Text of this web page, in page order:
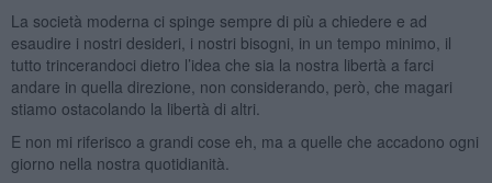
La società moderna ci spinge sempre di più a chiedere e ad
esaudire i nostri desideri, i nostri bisogni, in un tempo minimo, il
tutto trincerandoci dietro l’idea che sia la nostra libertà a farci
andare in quella direzione, non considerando, però, che magari
stiamo ostacolando la libertà di altri.
E non mi riferisco a grandi cose eh, ma a quelle che accadono ogni
giorno nella nostra quotidianità.